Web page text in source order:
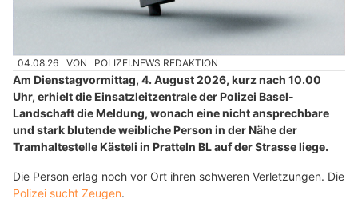
04.08.26 VON POLIZEI.NEWS REDAKTION
Am Dienstagvormittag, 4. August 2026, kurz nach 10.00
Uhr, erhielt die Einsatzleitzentrale der Polizei Basel-
Landschaft die Meldung, wonach eine nicht ansprechbare
und stark blutende weibliche Person in der Nähe der
Tramhaltestelle Kästeli in Pratteln BL auf der Strasse liege.
Die Person erlag noch vor Ort ihren schweren Verletzungen. Die
Polizei sucht Zeugen.